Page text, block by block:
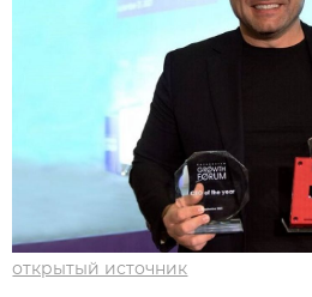
открытый источник